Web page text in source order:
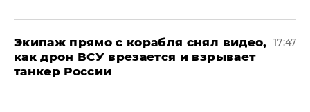
Экипаж прямо с корабля снял видео,
как дрон ВСУ врезается и взрывает
танкер России
17:47